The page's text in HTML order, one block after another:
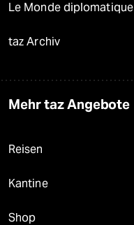
Le Monde diplomatique
taz Archiv
Mehr taz Angebote
Reisen
Kantine
Shop